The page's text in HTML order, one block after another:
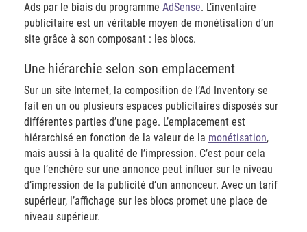
Ads par le biais du programme AdSense. L’inventaire
publicitaire est un véritable moyen de monétisation d’un
site grâce à son composant : les blocs.
​Une hiérarchie selon son emplacement
Sur un site Internet, la composition de l’Ad Inventory se
fait en un ou plusieurs espaces publicitaires disposés sur
différentes parties d’une page. L’emplacement est
hiérarchisé en fonction de la valeur de la monétisation,
mais aussi à la qualité de l’impression. C’est pour cela
que l’enchère sur une annonce peut influer sur le niveau
d’impression de la publicité d’un annonceur. Avec un tarif
supérieur, l’affichage sur les blocs promet une place de
niveau supérieur.